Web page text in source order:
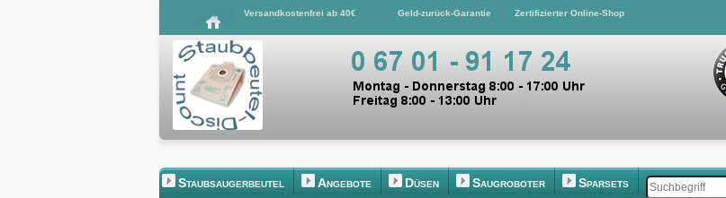
Versandkostenfrei ab 40€ Geld-zurück-Garantie Zertifizierter Online-Shop
Staubsaugerbeutel Angebote Düsen Saugroboter Sparsets